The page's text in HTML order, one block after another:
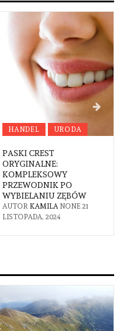
HANDEL URODA
PASKI CREST
ORYGINALNE:
KOMPLEKSOWY
PRZEWODNIK PO
WYBIELANIU ZĘBÓW
AUTOR KAMILA NONE 21
LISTOPADA, 2024